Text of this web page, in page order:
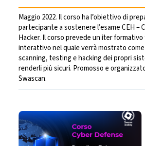
Maggio 2022. Il corso ha l’obiettivo di
partecipante a sostenere l’esame CEH –
Hacker. Il corso prevede un iter
interattivo nel quale verrà mostrato
scanning, testing e hacking dei propri
renderli più sicuri. Promosso e
Swascan.